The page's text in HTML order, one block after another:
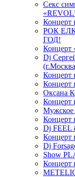
Секс
РОК
ГОД!
Концерт
Dj
Оксана
Концерт
Мужское
Dj FEEL
Концерт
Dj
Show
Концерт